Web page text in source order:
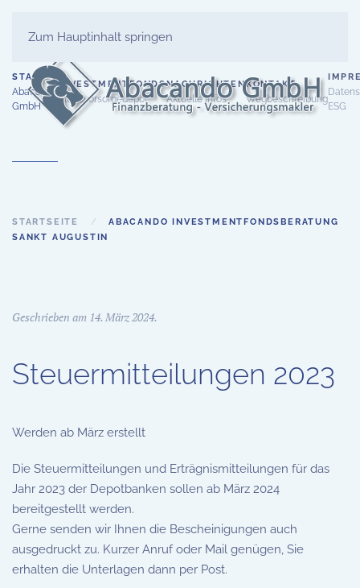
Zum Hauptinhalt springen
START
Abacando
GmbH
INVESTMENTFONDS
Altersvorsorgedepot
NACHRICHTEN
Aktuelle Infos
KONTAKT
Wegbeschreibung
ESG
STARTSEITE
ABACANDO INVESTMENTFONDSBERATUNG
SANKT AUGUSTIN
Geschrieben am 14. März 2024.
Steuermitteilungen 2023
Werden ab März erstellt
Die Steuermitteilungen und Erträgnismitteilungen für das
Jahr 2023 der Depotbanken sollen ab März 2024
bereitgestellt werden.
Gerne senden wir Ihnen die Bescheinigungen auch
ausgedruckt zu. Kurzer Anruf oder Mail genügen, Sie
erhalten die Unterlagen dann per Post.